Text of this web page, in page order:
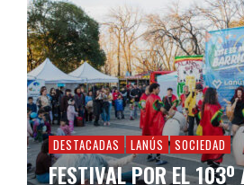
DESTACADAS LANÚS SOCIEDAD
FESTIVAL POR EL